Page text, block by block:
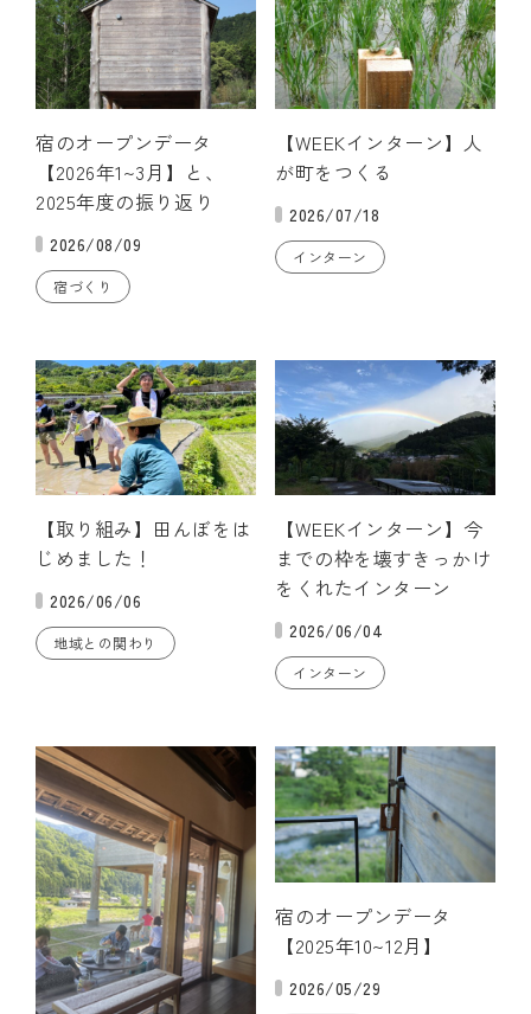
宿のオープンデータ
【2026年1~3月】と、
2025年度の振り返り
2026/08/09
宿づくり
【WEEKインターン】人
が町をつくる
2026/07/18
インターン
【取り組み】田んぼをは
じめました！
2026/06/06
地域との関わり
【WEEKインターン】今
までの枠を壊すきっかけ
をくれたインターン
2026/06/04
インターン
宿のオープンデータ
【2025年10~12月】
2026/05/29